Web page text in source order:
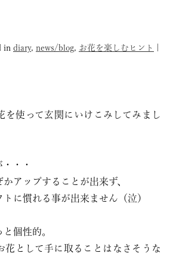
in diary, news/blog, お花を楽しむヒント
を使って玄関にいけこみしてみまし
・・
アップすることが出来ず、
に慣れる事が出来ません（泣）
個性的。
花として手に取ることはなさそうな